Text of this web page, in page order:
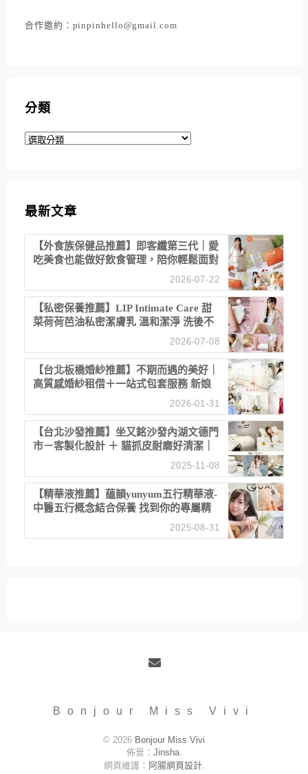
合作邀約：pinpinhello@gmail.com
分類
分
最新文章
【外食族保健品推薦】即客纖第三代｜愛
吃美食也能做好飲食管理，陪你輕鬆面對
2026-07-22
【私密保養推薦】LIP Intimate Care 甜
菜荷荷芭油私密潔膚乳 溫和潔淨 洗後不
2026-07-08
【台北板橋婚紗推薦】不期而遇的美好｜
高質感婚紗租借＋一站式包套服務 新娘
2026-01-31
【台北沙發推薦】坐又銘沙發內湖文德門
市－客製化設計 ＋ 貓抓皮耐磨好清潔｜
直營直銷、價格透明 高CP值打造夢想
居家風格
2025-11-08
【精華液推薦】蘊韻yunyum五行精華液-
中醫五行概念結合保養 找到你的專屬精
華！ 水㊀土㊀就選「潤・賦精華」維持
肌膚剛剛好的平衡
2025-08-31
Bonjour Miss Vivi
© 2026 Bonjour Miss Vivi
佈景： Jinsha.
網頁維護： 阿腸網頁設計.